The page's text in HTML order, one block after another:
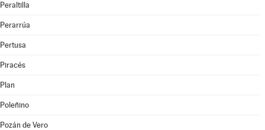
Peraltilla
Perarrúa
Pertusa
Piracés
Plan
Poleñino
Pozán de Vero